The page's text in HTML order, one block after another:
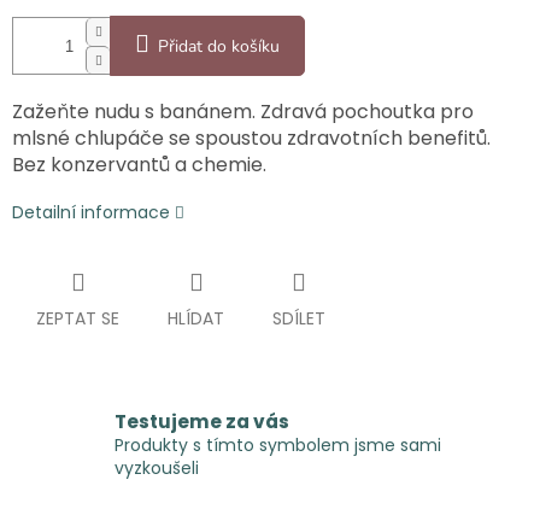
Přidat do košíku
Zažeňte nudu s banánem. Zdravá pochoutka pro
mlsné chlupáče se spoustou zdravotních benefitů.
Bez konzervantů a chemie.
Detailní informace
ZEPTAT SE HLÍDAT SDÍLET
Testujeme za vás
Produkty s tímto symbolem jsme sami
vyzkoušeli